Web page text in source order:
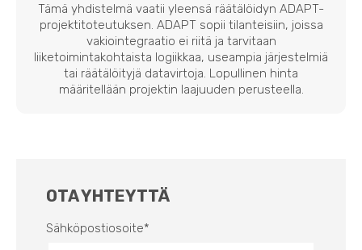
Tämä yhdistelmä vaatii yleensä räätälöidyn ADAPT-
projektitoteutuksen. ADAPT sopii tilanteisiin, joissa
vakiointegraatio ei riitä ja tarvitaan
liiketoimintakohtaista logiikkaa, useampia järjestelmiä
tai räätälöityjä datavirtoja. Lopullinen hinta
määritellään projektin laajuuden perusteella.
OTA YHTEYTTÄ
Sähköpostiosoite*